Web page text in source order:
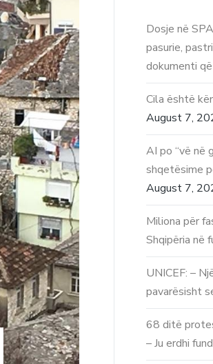
Dosje në
pasurie,
dokumenti
Cila është
August 7,
AI po “vë në
shqetësime
August 7,
Miliona për
Shqipëria në
UNICEF: –
pavarësisht
68 ditë
– Ju erdhi